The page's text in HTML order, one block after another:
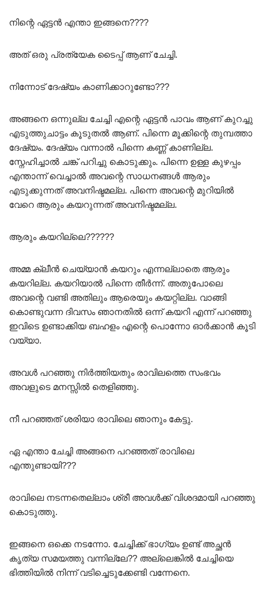
നിന്റെ ഏട്ടൻ എന്താ ഇങ്ങനെ????
അത് ഒരു പ്രത്യേക ടൈപ്പ് ആണ് ചേച്ചി.
നിന്നോട് ദേഷ്യം കാണിക്കാറുണ്ടോ???
അങ്ങനെ ഒന്നുല്ല ചേച്ചി എന്റെ ഏട്ടൻ പാവം ആണ് കുറച്ചു
എടുത്തുചാട്ടം കൂടുതൽ ആണ്. പിന്നെ മൂക്കിന്റെ തുമ്പത്താ
ദേഷ്യം. ദേഷ്യം വന്നാൽ പിന്നെ കണ്ണ് കാണില്ല.
സ്നേഹിച്ചാൽ ചങ്ക് പറിച്ചു കൊടുക്കും. പിന്നെ ഉള്ള കുഴപ്പം
എന്താന്ന് വെച്ചാൽ അവന്റെ സാധനങ്ങൾ ആരും
എടുക്കുന്നത് അവനിഷ്ടമല്ല. പിന്നെ അവന്റെ മുറിയിൽ
വേറെ ആരും കയറുന്നത് അവനിഷ്ടമല്ല.
ആരും കയറില്ലെ??????
അമ്മ ക്ലീൻ ചെയ്യാൻ കയറും എന്നല്ലാതെ ആരും
കയറില്ല. കയറിയാൽ പിന്നെ തീർന്ന്. അതുപോലെ
അവന്റെ വണ്ടി അതിലും ആരെയും കയറ്റില്ല. വാങ്ങി
കൊണ്ടുവന്ന ദിവസം ഞാനതിൽ ഒന്ന് കയറി എന്ന് പറഞ്ഞു
ഇവിടെ ഉണ്ടാക്കിയ ബഹളം എന്റെ പൊന്നോ ഓർക്കാൻ കൂടി
വയ്യാ.
അവൾ പറഞ്ഞു നിർത്തിയതും രാവിലത്തെ സംഭവം
അവളുടെ മനസ്സിൽ തെളിഞ്ഞു.
നീ പറഞ്ഞത് ശരിയാ രാവിലെ ഞാനും കേട്ടു.
ഏ എന്താ ചേച്ചി അങ്ങനെ പറഞ്ഞത് രാവിലെ
എന്തുണ്ടായി???
രാവിലെ നടന്നതെല്ലാം ശ്രീ അവൾക്ക് വിശദമായി പറഞ്ഞു
കൊടുത്തു.
ഇങ്ങനെ ഒക്കെ നടന്നോ. ചേച്ചിക്ക് ഭാഗ്യം ഉണ്ട് അച്ഛൻ
കൃത്യ സമയത്തു വന്നില്ലേ?? അല്ലെങ്കിൽ ചേച്ചിയെ
ഭിത്തിയിൽ നിന്ന് വടിച്ചെടുക്കേണ്ടി വന്നേനെ.